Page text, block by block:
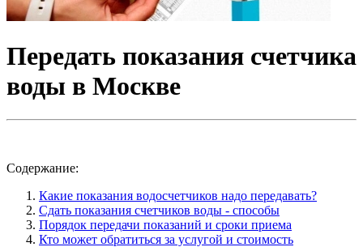
Передать показания счетчика
воды в Москве
Содержание:
Какие показания водосчетчиков надо передавать?
Сдать показания счетчиков воды - способы
Порядок передачи показаний и сроки приема
Кто может обратиться за услугой и стоимость